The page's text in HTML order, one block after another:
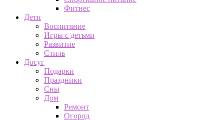
Фитнес
Дети
Воспитание
Игры с детьми
Развитие
Стиль
Досуг
Подарки
Праздники
Сны
Дом
Ремонт
Огород